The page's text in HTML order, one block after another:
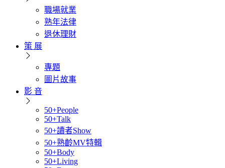
職場就業
熟年法律
退休理財
策 展
專題
圖片故事
影 音
50+People
50+Talk
50+讀者Show
50+熟齡MV特輯
50+Body
50+Living